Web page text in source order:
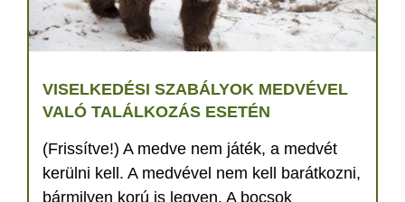
VISELKEDÉSI SZABÁLYOK MEDVÉVEL
VALÓ TALÁLKOZÁS ESETÉN
(Frissítve!) A medve nem játék, a medvét
kerülni kell. A medvével nem kell barátkozni,
bármilyen korú is legyen. A bocsok